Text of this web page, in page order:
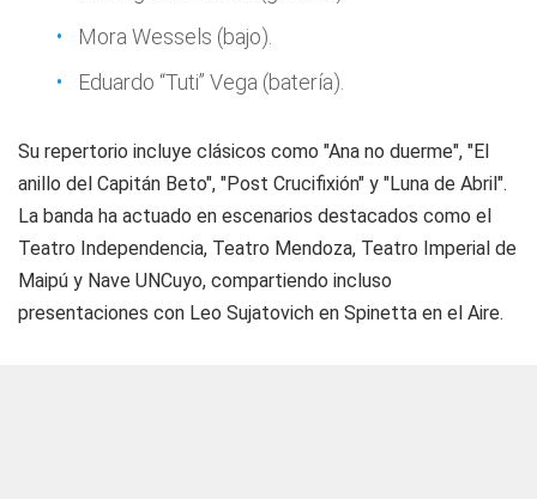
Mora Wessels (bajo).
Eduardo “Tuti” Vega (batería).
Su repertorio incluye clásicos como "Ana no duerme", "El
anillo del Capitán Beto", "Post Crucifixión" y "Luna de Abril".
La banda ha actuado en escenarios destacados como el
Teatro Independencia, Teatro Mendoza, Teatro Imperial de
Maipú y Nave UNCuyo, compartiendo incluso
presentaciones con Leo Sujatovich en Spinetta en el Aire.